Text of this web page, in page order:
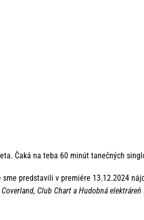
Čaká na teba 60 minút tanečných
predstavili v premiére 13.12.2024
Club Chart a Hudobná elektráreň